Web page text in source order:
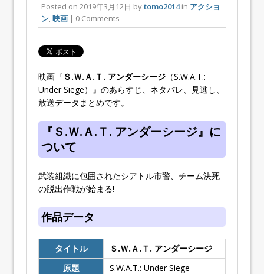
Posted on 2019年3月12日 bytomo2014in アクショ
ン 映画 | 0 Comments
映画『 Ｓ.Ｗ.Ａ.Ｔ. アンダーシージ （S.W.A.T.:
Under Siege）』のあらすじ、ネタバレ、見逃し、
放送データまとめです。
『Ｓ.Ｗ.Ａ.Ｔ. アンダーシージ』に
ついて
武装組織に包囲されたシアトル市警、チーム決死
の脱出作戦が始まる!
作品データ
タイトル
Ｓ.Ｗ.Ａ.Ｔ. アンダーシージ
原題
S.W.A.T.: Under Siege